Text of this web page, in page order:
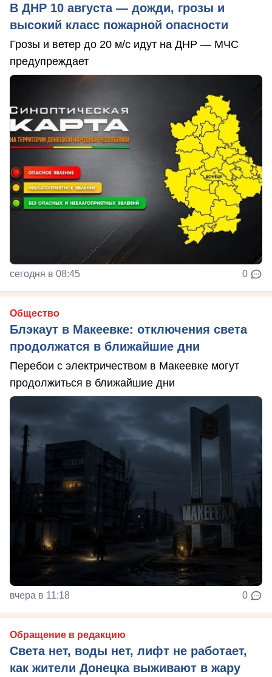
В ДНР 10 августа — дожди, грозы и
высокий класс пожарной опасности
Грозы и ветер до 20 м/с идут на ДНР — МЧС
предупреждает
сегодня в 08:45 0
Общество
Блэкаут в Макеевке: отключения света
продолжатся в ближайшие дни
Перебои с электричеством в Макеевке могут
продолжиться в ближайшие дни
вчера в 11:18 0
Обращение в редакцию
Света нет, воды нет, лифт не работает,
как жители Донецка выживают в жару